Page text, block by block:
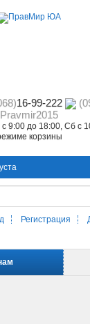
16-99-222
Pravmir2015
9:00 до 18:00, Сб с
корзины
Регистрация